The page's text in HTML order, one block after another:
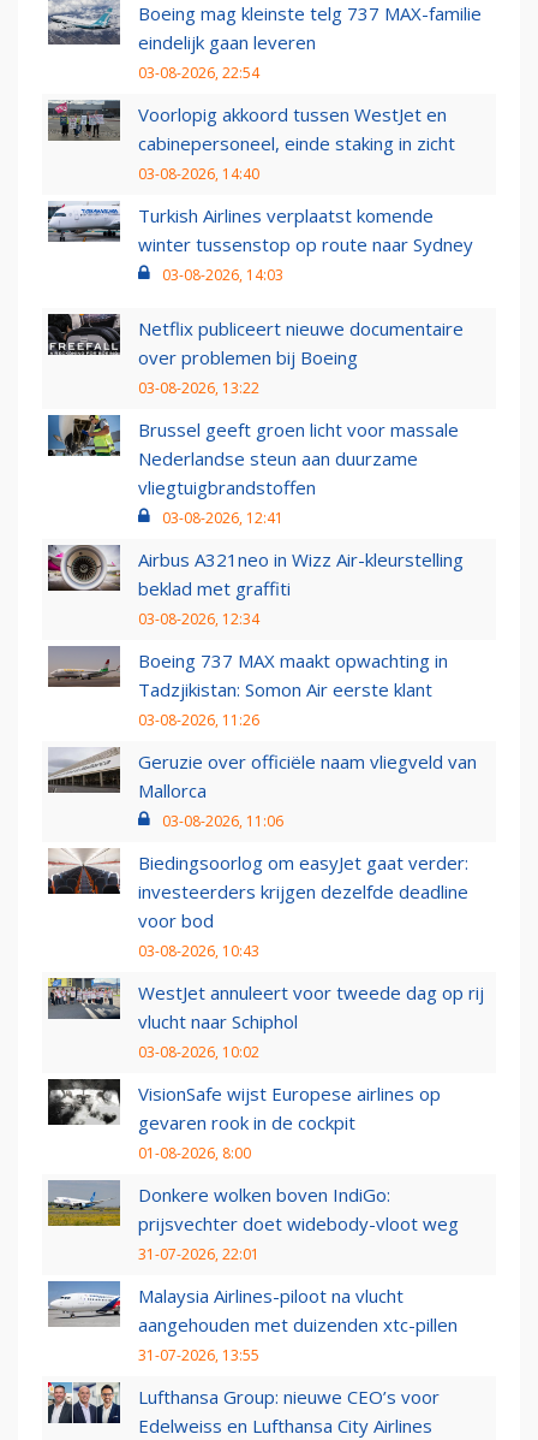
Boeing mag kleinste telg 737 MAX-familie
eindelijk gaan leveren
03-08-2026, 22:54
Voorlopig akkoord tussen WestJet en
cabinepersoneel, einde staking in zicht
03-08-2026, 14:40
Turkish Airlines verplaatst komende
winter tussenstop op route naar Sydney
03-08-2026, 14:03
Netflix publiceert nieuwe documentaire
over problemen bij Boeing
03-08-2026, 13:22
Brussel geeft groen licht voor massale
Nederlandse steun aan duurzame
vliegtuigbrandstoffen
03-08-2026, 12:41
Airbus A321neo in Wizz Air-kleurstelling
beklad met graffiti
03-08-2026, 12:34
Boeing 737 MAX maakt opwachting in
Tadzjikistan: Somon Air eerste klant
03-08-2026, 11:26
Geruzie over officiële naam vliegveld van
Mallorca
03-08-2026, 11:06
Biedingsoorlog om easyJet gaat verder:
investeerders krijgen dezelfde deadline
voor bod
03-08-2026, 10:43
WestJet annuleert voor tweede dag op rij
vlucht naar Schiphol
03-08-2026, 10:02
VisionSafe wijst Europese airlines op
gevaren rook in de cockpit
01-08-2026, 8:00
Donkere wolken boven IndiGo:
prijsvechter doet widebody-vloot weg
31-07-2026, 22:01
Malaysia Airlines-piloot na vlucht
aangehouden met duizenden xtc-pillen
31-07-2026, 13:55
Lufthansa Group: nieuwe CEO’s voor
Edelweiss en Lufthansa City Airlines